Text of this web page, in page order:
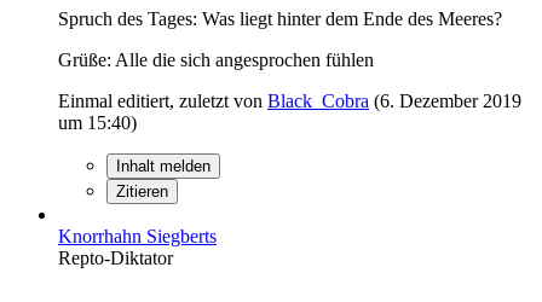
Spruch des Tages: Was liegt hinter dem Ende des Meeres?
Grüße: Alle die sich angesprochen fühlen
Einmal editiert, zuletzt von Black_Cobra (6. Dezember 2019
um 15:40)
Inhalt melden
Zitieren
Knorrhahn Siegberts
Repto-Diktator